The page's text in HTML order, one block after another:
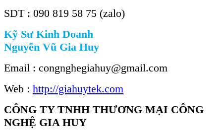
SDT : 090 819 58 75 (zalo)
Kỹ Sư Kinh Doanh
Nguyễn Vũ Gia Huy
Email : congnghegiahuy@gmail.com
Web : http://giahuytek.com
CÔNG TY TNHH THƯƠNG MẠI CÔNG
NGHỆ GIA HUY